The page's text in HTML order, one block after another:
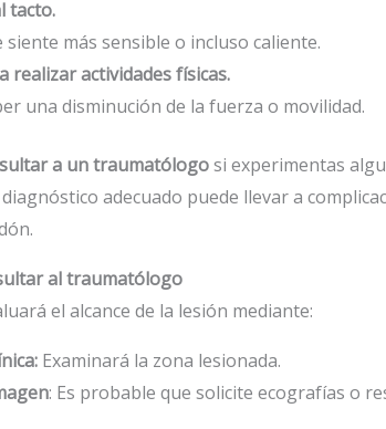
tacto.
siente más sensible o incluso caliente.
realizar actividades físicas.
una disminución de la fuerza o movilidad.
a un traumatólogosi experimentas
adecuado puede llevar a
al traumatólogo
el alcance de la lesión mediante:
Examinará la zona lesionada.
: Es probable que solicite ecografías o